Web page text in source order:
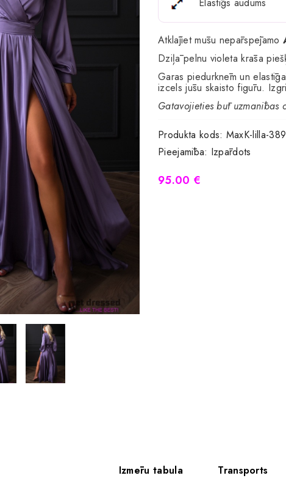
Atklājiet mūsu nepārspējamo
Dziļā pelnu violeta krāsa
Garas piedurknēm un
izcels jūsu skaisto figūru.
Gatavojieties būt
Produkta kods: MaxK-lilla-
Pieejamība: Izpārdots
95.00 €
Izmēru tabula Transports